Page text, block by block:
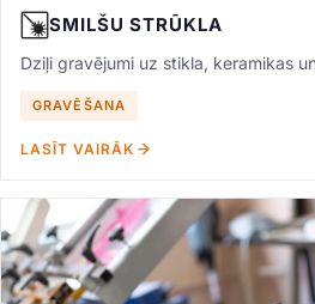
SMILŠU STRŪKLA
Dziļi gravējumi uz stikla, keramikas
GRAVĒŠANA
LASĪT VAIRĀK